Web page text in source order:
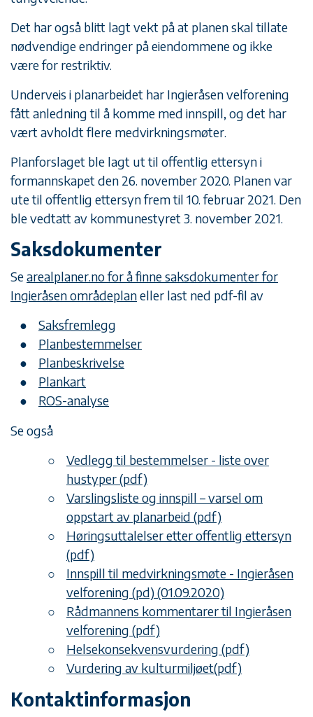
Det har også blitt lagt vekt på at planen skal tillate
nødvendige endringer på eiendommene og ikke
være for restriktiv.
Underveis i planarbeidet har Ingieråsen velforening
fått anledning til å komme med innspill, og det har
vært avholdt flere medvirkningsmøter.
Planforslaget ble lagt ut til offentlig ettersyn i
formannskapet den 26. november 2020. Planen var
ute til offentlig ettersyn frem til 10. februar 2021. Den
ble vedtatt av kommunestyret 3. november 2021.
Saksdokumenter
Searealplaner.no for å finne saksdokumenter for
Ingieråsen områdeplaneller last ned pdf-fil av
Saksfremlegg
Planbestemmelser
Planbeskrivelse
Plankart
ROS-analyse
Se også
Vedlegg til bestemmelser - liste over
hustyper (pdf)
Varslingsliste og innspill – varsel om
oppstart av planarbeid (pdf)
Høringsuttalelser etter offentlig ettersyn
(pdf)
Innspill til medvirkningsmøte - Ingieråsen
velforening (pd) (01.09.2020)
Rådmannens kommentarer til Ingieråsen
velforening (pdf)
Helsekonsekvensvurdering (pdf)
Vurdering av kulturmiljøet(pdf)
Kontaktinformasjon